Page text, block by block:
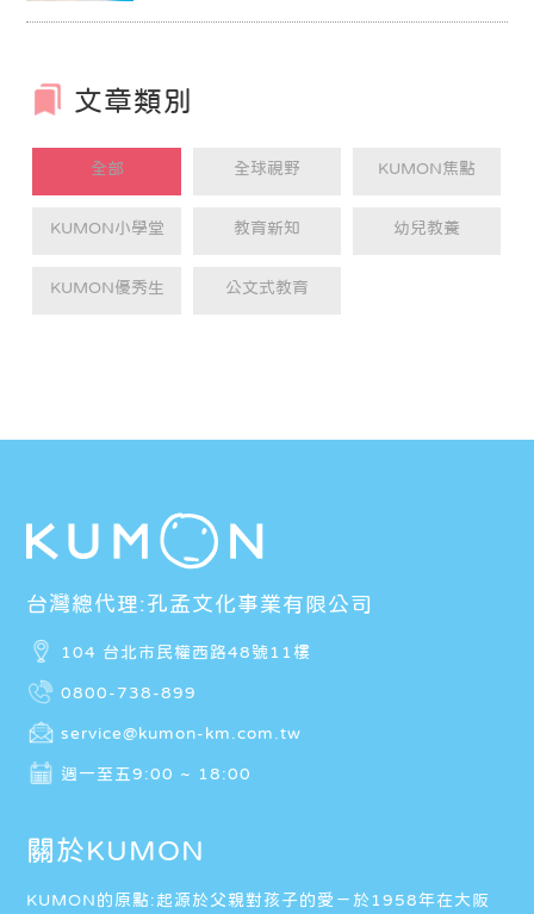
室。
文章類別
全部 全球視野 KUMON焦點
KUMON小學堂 教育新知 幼兒教養
KUMON優秀生 公文式教育
台灣總代理:孔孟文化事業有限公司
104 台北市民權西路48號11樓
0800-738-899
service@kumon-km.com.tw
週一至五9:00 ~ 18:00
關於KUMON
KUMON的原點:起源於父親對孩子的愛－於1958年在大阪